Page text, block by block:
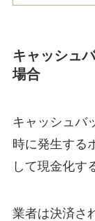
キャッシュ
場合
キャッシュバ
時に発生する
して現金化す
業者は決済さ